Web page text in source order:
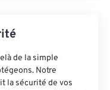
de la simple
Notre
la sécurité de vos